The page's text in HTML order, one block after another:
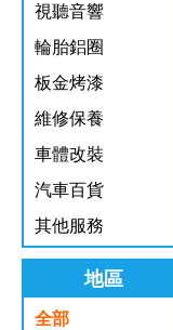
視聽音響
輪胎鋁圈
板金烤漆
維修保養
車體改裝
汽車百貨
其他服務
地區
全部